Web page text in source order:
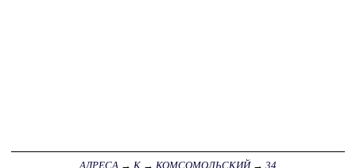
АДРЕСА → К → КОМСОМОЛЬСКИЙ→ 34